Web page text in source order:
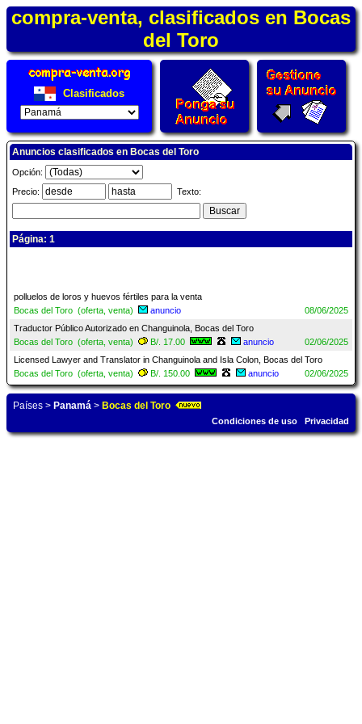
compra-venta, clasificados en Bocas
del Toro
Clasificados
Anuncios clasificados en Bocas del Toro
Opción:
Precio:
Texto:
Página: 1
polluelos de loros y huevos fértiles para la venta
Bocas del Toro (oferta, venta)
anuncio
08/06/2025
Traductor Público Autorizado en Changuinola, Bocas del Toro
Bocas del Toro (oferta, venta)
B/. 17.00 anuncio
02/06/2025
Licensed Lawyer and Translator in Changuinola and Isla Colon, Bocas del Toro
Bocas del Toro (oferta, venta)
B/. 150.00 anuncio 02/06/2025
Países > Panamá > Bocas del Toro
Condiciones de uso Privacidad